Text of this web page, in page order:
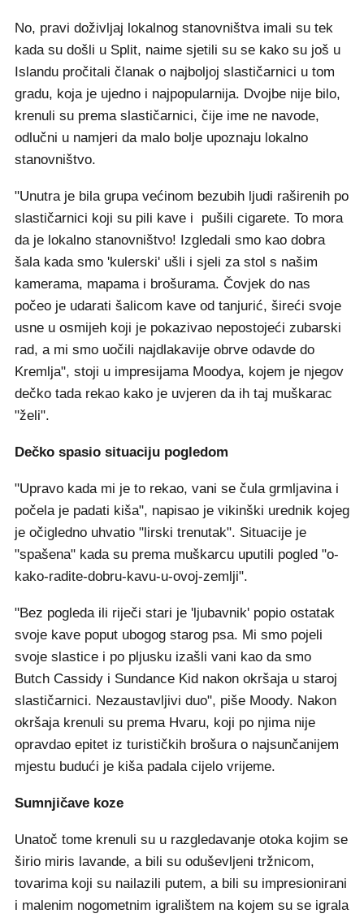
No, pravi doživljaj lokalnog stanovništva imali su tek
kada su došli u Split, naime sjetili su se kako su još u
Islandu pročitali članak o najboljoj slastičarnici u tom
gradu, koja je ujedno i najpopularnija. Dvojbe nije bilo,
krenuli su prema slastičarnici, čije ime ne navode,
odlučni u namjeri da malo bolje upoznaju lokalno
stanovništvo.
"Unutra je bila grupa većinom bezubih ljudi raširenih po
slastičarnici koji su pili kave i pušili cigarete. To mora
da je lokalno stanovništvo! Izgledali smo kao dobra
šala kada smo 'kulerski' ušli i sjeli za stol s našim
kamerama, mapama i brošurama. Čovjek do nas
počeo je udarati šalicom kave od tanjurić, šireći svoje
usne u osmijeh koji je pokazivao nepostojeći zubarski
rad, a mi smo uočili najdlakavije obrve odavde do
Kremlja", stoji u impresijama Moodya, kojem je njegov
dečko tada rekao kako je uvjeren da ih taj muškarac
"želi".
Dečko spasio situaciju pogledom
"Upravo kada mi je to rekao, vani se čula grmljavina i
počela je padati kiša", napisao je vikinški urednik kojeg
je očigledno uhvatio "lirski trenutak". Situacije je
"spašena" kada su prema muškarcu uputili pogled "o-
kako-radite-dobru-kavu-u-ovoj-zemlji".
"Bez pogleda ili riječi stari je 'ljubavnik' popio ostatak
svoje kave poput ubogog starog psa. Mi smo pojeli
svoje slastice i po pljusku izašli vani kao da smo
Butch Cassidy i Sundance Kid nakon okršaja u staroj
slastičarnici. Nezaustavljivi duo", piše Moody. Nakon
okršaja krenuli su prema Hvaru, koji po njima nije
opravdao epitet iz turističkih brošura o najsunčanijem
mjestu budući je kiša padala cijelo vrijeme.
Sumnjičave koze
Unatoč tome krenuli su u razgledavanje otoka kojim se
širio miris lavande, a bili su oduševljeni tržnicom,
tovarima koji su nailazili putem, a bili su impresionirani
i malenim nogometnim igralištem na kojem su se igrala